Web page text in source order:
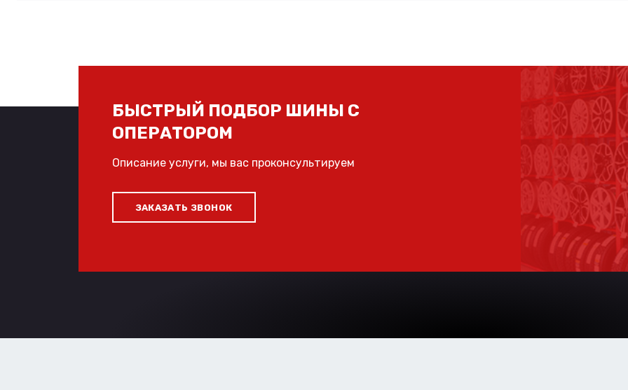
БЫСТРЫЙ ПОДБОР ШИНЫ С
ОПЕРАТОРОМ
Описание услуги, мы вас проконсультируем
ЗАКАЗАТЬ ЗВОНОК